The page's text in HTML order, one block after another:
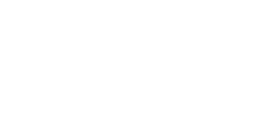
nawigację, czytelność
osób oraz osób z
ze wcześniejszymi